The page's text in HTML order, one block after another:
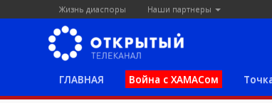
Жизнь диаспоры Наши партнеры
ГЛАВНАЯ Война с ХАМАСом